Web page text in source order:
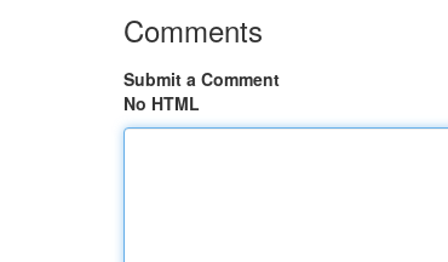
Comments
Submit a Comment
No HTML